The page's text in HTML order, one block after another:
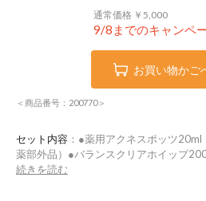
通常価格 ￥5,000
9/8までのキャンペ
お買い物かご
＜商品番号：200770＞
セット内容 ：●薬用アクネスポッツ
薬部外品）●バランスクリアホイップ
続きを読む